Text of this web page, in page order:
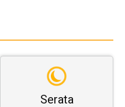
Serata